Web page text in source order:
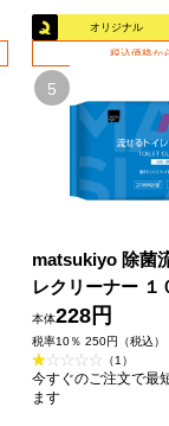
オリジナル
税込価格か
matsukiyo 除菌
レクリーナー １
本体228円
税率10％ 250円（税込）
（1）
今すぐのご注文で最
ます